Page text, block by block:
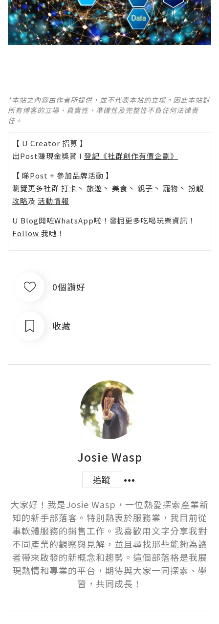
*本站之內容由作者所提供，並不代表本站的立場。因此本站對
所有博客的立場、真實性、準確性及完整性不負任何法律責
任。
【 U Creator 招募 】
出Post賺現金獎賞 l 登記《社群創作有價企劃》
【 睇Post + 參加品牌活動 】
瀏覽更多社群 打卡 丶 旅遊 丶 美食 丶 親子 丶 寵物 丶 扮靚
攻略及 活動情報
U Blog開咗WhatsApp啦！發掘更多吃喝玩樂資訊！
Follow 我哋 ！
0個讚好
收藏
Josie Wasp
追蹤
大家好！我是Josie Wasp，一位熱愛探索產業新
知的新手部落客。特別熱衷於服務業，我目前從
事軟體服務的銷售工作。我喜歡用文字分享我對
不同產業的觀察與見解，並且尋找那些能夠為讀
者帶來啟發的新概念和趨勢。這個部落格是我展
現熱情和專業的平台，期待與大家一同探索、學
習，共同成長！